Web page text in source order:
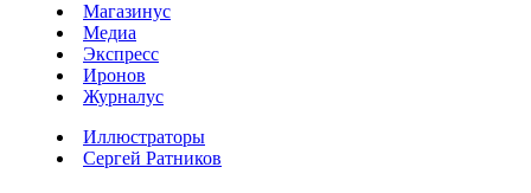
Магазинус
Медиа
Экспресс
Иронов
Журналус
Иллюстраторы
Сергей Ратников